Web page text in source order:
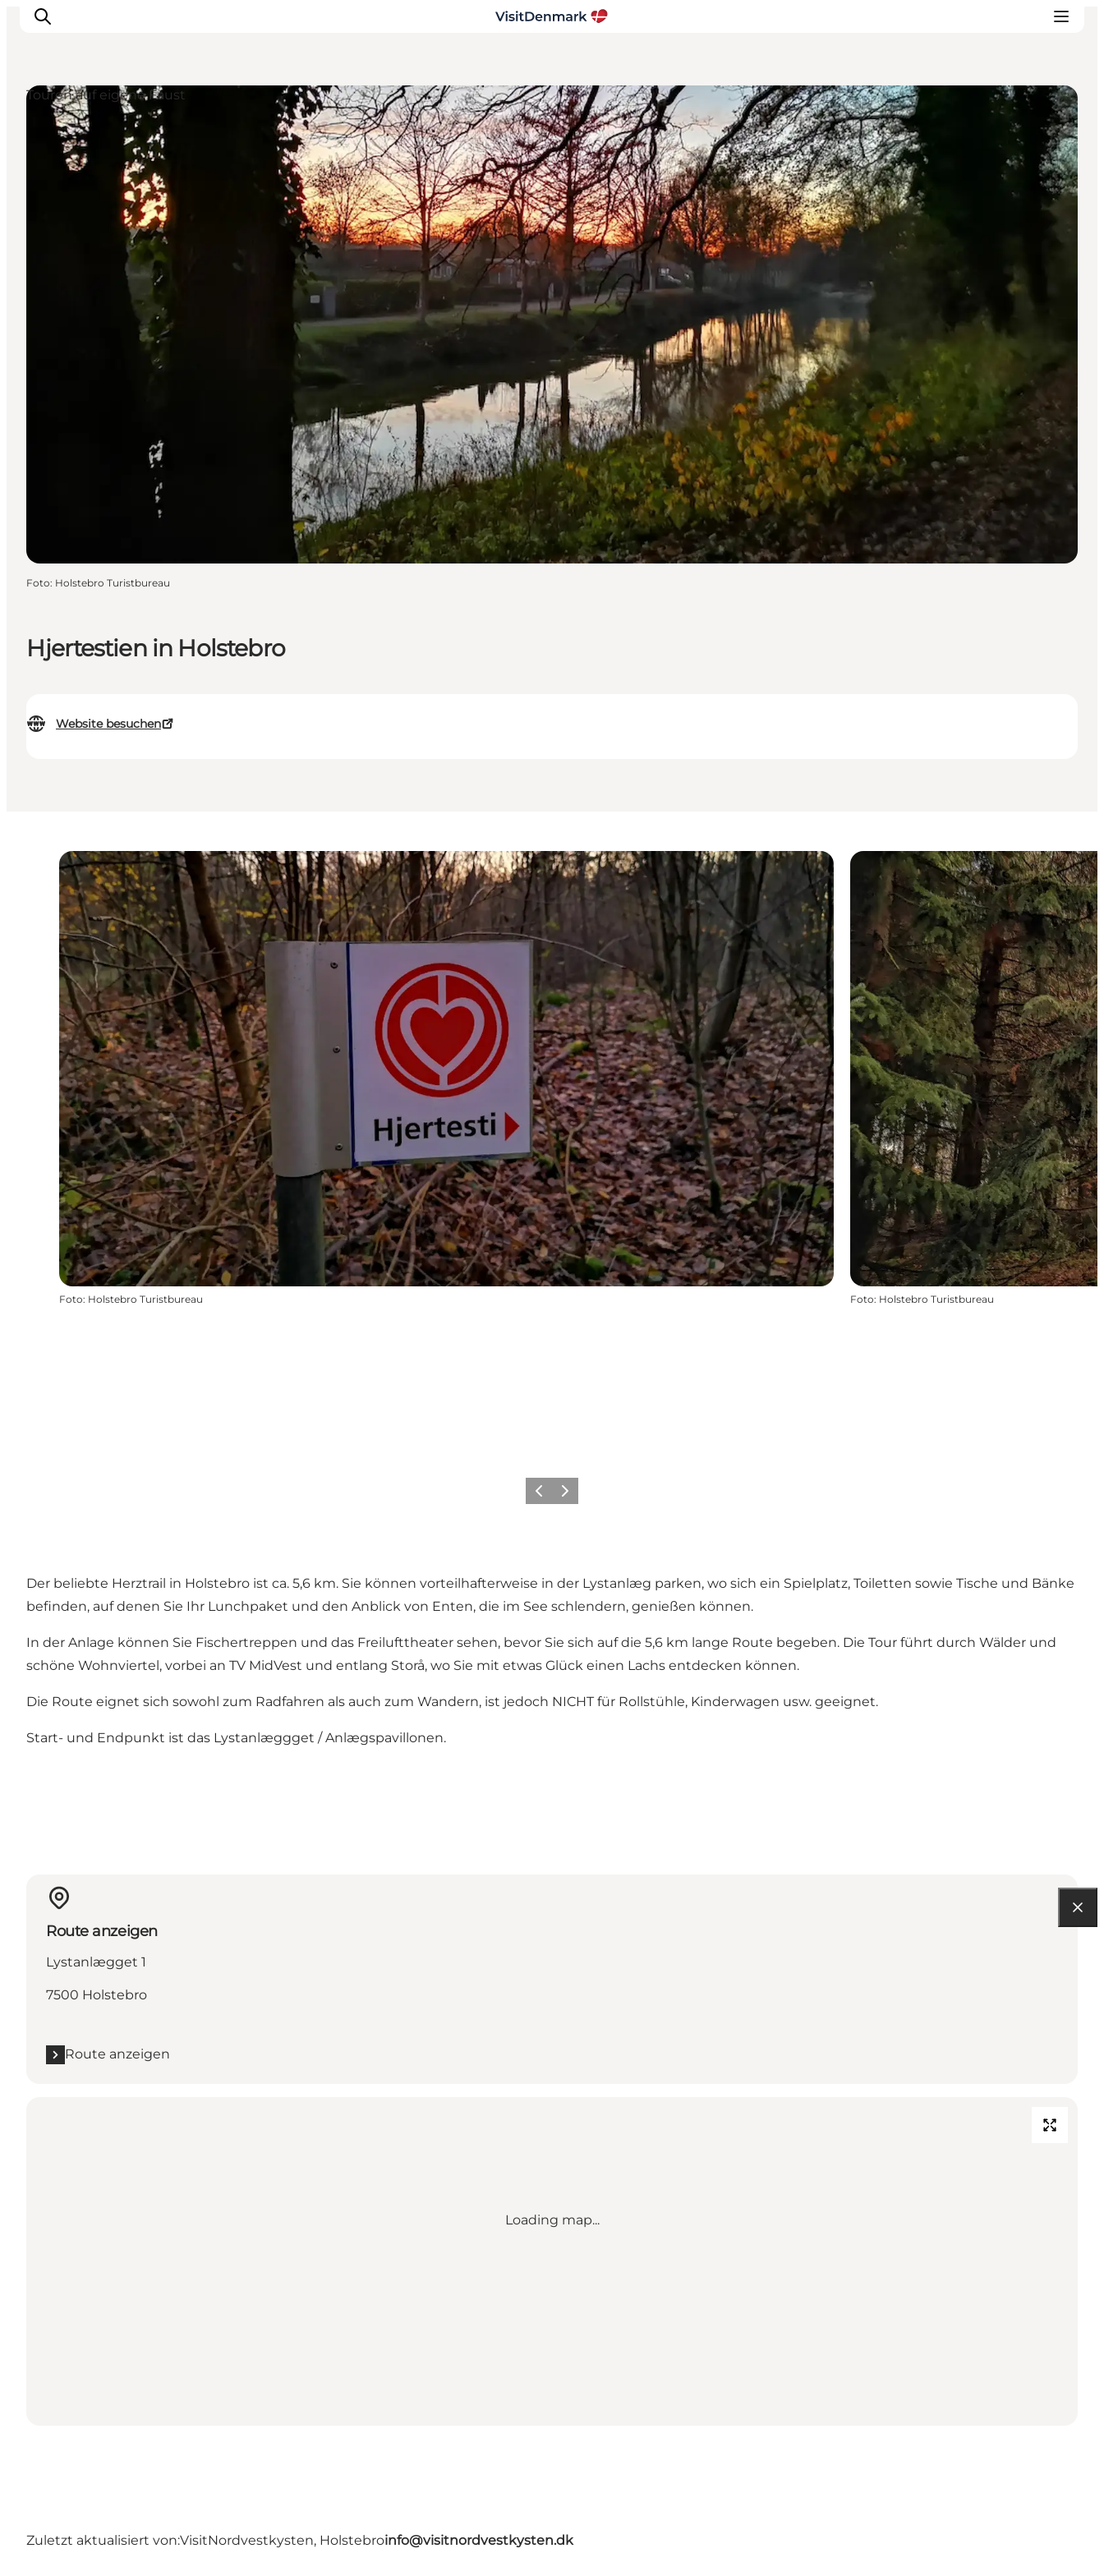
Inspiration
Regionen
Unterkünfte
Reiseplanung
Hjertestien in Holstebro
Website besuchen
Touren auf eigene Faust
Foto: Holstebro Turistbureau
Foto: Holstebro Turistbureau Foto: Holstebro Turistbureau
ZurückWeiter
Der beliebte Herztrail in Holstebro ist ca. 5,6 km. Sie können vorteilhafterweise in der Lystanlæg parken, wo sich ein Spielplatz, Toiletten sowie Tische und Bänke
befinden, auf denen Sie Ihr Lunchpaket und den Anblick von Enten, die im See schlendern, genießen können.
In der Anlage können Sie Fischertreppen und das Freilufttheater sehen, bevor Sie sich auf die 5,6 km lange Route begeben. Die Tour führt durch Wälder und
schöne Wohnviertel, vorbei an TV MidVest und entlang Storå, wo Sie mit etwas Glück einen Lachs entdecken können.
Die Route eignet sich sowohl zum Radfahren als auch zum Wandern, ist jedoch NICHT für Rollstühle, Kinderwagen usw. geeignet.
Start- und Endpunkt ist das Lystanlæggget / Anlægspavillonen.
Route anzeigen
Lystanlægget 1
7500 Holstebro
Route anzeigen
Loading map...
Zuletzt aktualisiert von:VisitNordvestkysten, Holstebroinfo@visitnordvestkysten.dk